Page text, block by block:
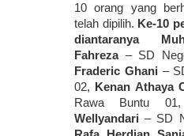
10 orang yang
telah dipilih. Ke-10
diantaranya
Fahreza – SD
Fraderic Ghani –
02,
Kenan Athaya
Rawa Buntu
Wellyandari